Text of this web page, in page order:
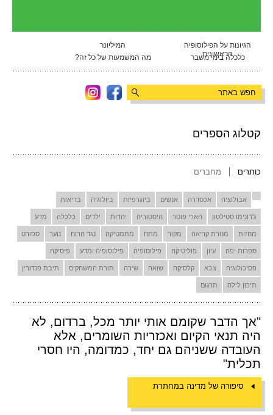
קטלוג הספרים
כותרים מחברים
אבולוציה אכסדרה אנשים ביוגרפיות ביולוגיה בריאות
ג'רונימו סטילטון הארי פוטר היסטוריה יהדות ילדים כלכלה מדע
מחזות מנורת קריאה מקור מתח מתמטיקה נגד הרוח נוער ספורט
ספרות יפה עיון פוליטיקה פילוסופיה פילוסופיה ומדע פיסיקה
פסיכולוגיה צבא קלסיקה שואה שירה תורת המשחקים תיבת פנדורין
תיכון לילה תרגום
"אך הדבר שקומם אותי יותר מכל, ברדום, לא
היה תנאי הקיום ואכזריות השומרים, אלא
העובדה ששניהם גם יחד, כמדומה, היו חסרי
תכלית"
סיפורה של מדינה במחתרת
הגיונות על הפילוסופיה
הראשונית
המיליונר
כלכלה בימי משבר
מה המשמעות של כל זה?